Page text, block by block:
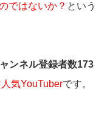
ではないか？ という
ンネル登録者数173
気YouTuberです。